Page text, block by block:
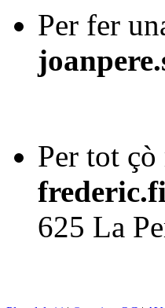
Per fer
Per tot çò
625 La